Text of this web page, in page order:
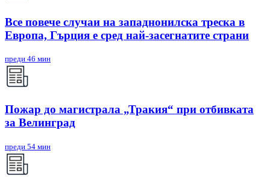
Все повече случаи на западнонилска треска в
Европа, Гърция е сред най-засегнатите страни
преди 46 мин
Пожар до магистрала „Тракия“ при отбивката
за Велинград
преди 54 мин